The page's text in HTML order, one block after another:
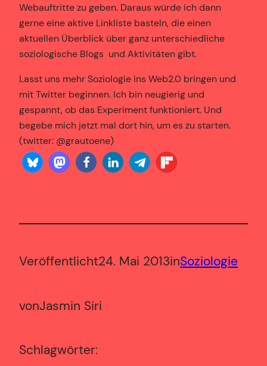
Webauftritte zu geben. Daraus würde ich dann
gerne eine aktive Linkliste basteln, die einen
aktuellen Überblick über ganz unterschiedliche
soziologische Blogs und Aktivitäten gibt.
Lasst uns mehr Soziologie ins Web2.0 bringen und
mit Twitter beginnen. Ich bin neugierig und
gespannt, ob das Experiment funktioniert. Und
begebe mich jetzt mal dort hin, um es zu starten.
(twitter: @grautoene)
Veröffentlicht24. Mai 2013inSoziologie
vonJasmin Siri
Schlagwörter: